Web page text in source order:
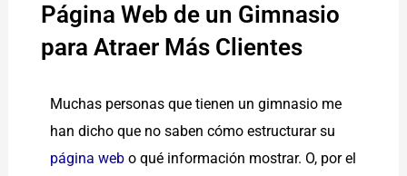
Página Web de un Gimnasio
para Atraer Más Clientes
Muchas personas que tienen un gimnasio me
han dicho que no saben cómo estructurar su
página web o qué información mostrar. O, por el